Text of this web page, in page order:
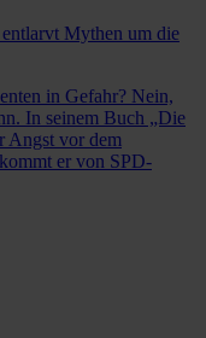
Mythen um die
in Gefahr? Nein,
In seinem Buch „Die
Angst vor dem
er von SPD-